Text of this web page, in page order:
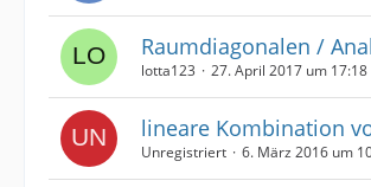
Raumdiagonalen /
lotta123 27. April 2017 um 17:18
lineare Kombination
Unregistriert 6. März 2016 um